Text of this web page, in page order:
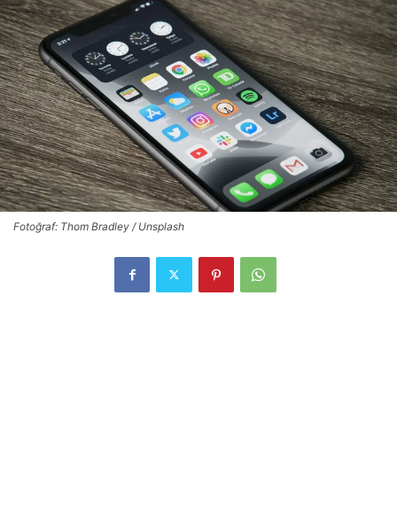
Fotoğraf: Thom Bradley / Unsplash